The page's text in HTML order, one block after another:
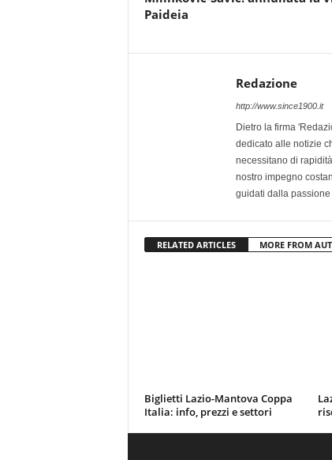
Paideia
Redazione
http://www.since1900.it
Dietro la firma
dedicato alle notizie
necessitano di
nostro impegno
guidati dalla
RELATED ARTICLES MORE FROM
Biglietti Lazio-Mantova Coppa
Italia: info, prezzi e settori